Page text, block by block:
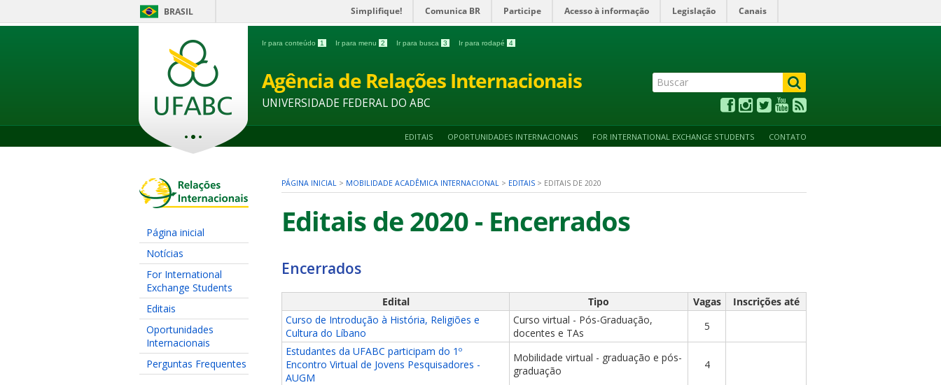
BRASIL Simplifique! Comunica BR Participe Acesso à informação Legislação Canais
Ir para conteúdo 1 Ir para menu 2 Ir para busca 3 Ir para rodapé 4
Agência de Relações Internacionais
UNIVERSIDADE FEDERAL DO ABC
EDITAIS OPORTUNIDADES INTERNACIONAIS FOR INTERNATIONAL EXCHANGE STUDENTS CONTATO
Página inicial
Notícias
For International
Exchange Students
Editais
Oportunidades
Internacionais
Perguntas Frequentes
PÁGINA INICIAL > MOBILIDADE ACADÊMICA INTERNACIONAL > EDITAIS > EDITAIS DE 2020
Editais de 2020 - Encerrados
Encerrados
Edital Tipo Vagas
Inscrições até
Curso de Introdução à História, Religiões e
Cultura do Líbano
Curso virtual - Pós-Graduação,
docentes e TAs
5
Estudantes da UFABC participam do 1º
Encontro Virtual de Jovens Pesquisadores -
AUGM
Mobilidade virtual - graduação e pós-
graduação
4